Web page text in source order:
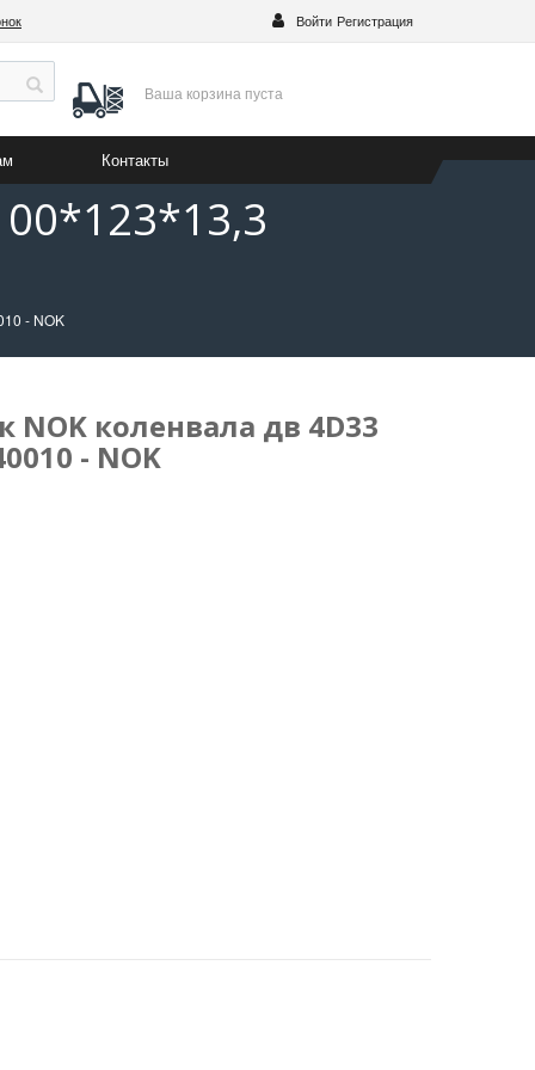
Войти Регистрация
Ваша корзина пуста
Контакты
- NOK
NOK коленвала дв 4D33
- NOK